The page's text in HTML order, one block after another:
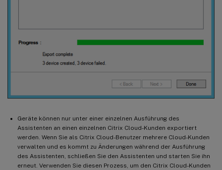
Geräte können nur unter einer einzelnen Ausführung des
Assistenten an einen einzelnen Citrix Cloud-Kunden exportiert
werden. Wenn Sie als Citrix Cloud-Benutzer mehrere Cloud-Kunden
verwalten und es kommt zu Änderungen während der Ausführung
des Assistenten, schließen Sie den Assistenten und starten Sie ihn
erneut. Verwenden Sie diesen Prozess, um den Citrix Cloud-Kunden